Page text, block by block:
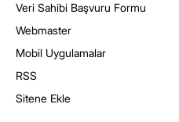
Veri Sahibi Başvuru Formu
Webmaster
Mobil Uygulamalar
RSS
Sitene Ekle